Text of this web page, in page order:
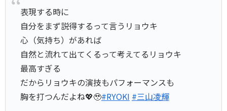
表現する時に
自分をまず説得するって言うリョウキ
心（気持ち）があれば
自然と流れて出てくるって考えてるリョウキ
最高すぎる
だからリョウキの演技もパフォーマンスも
胸を打つんだよね💖🥹#RYOKI #三山凌輝